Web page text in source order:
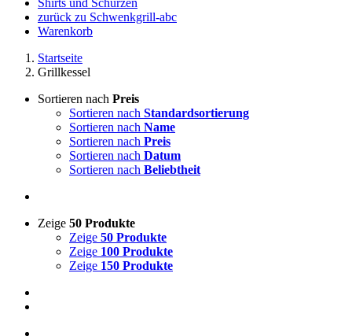
Shirts und Schürzen
zurück zu Schwenkgrill-abc
Warenkorb
Startseite
Grillkessel
Sortieren nach Preis
Sortieren nach Standardsortierung
Sortieren nach Name
Sortieren nach Preis
Sortieren nach Datum
Sortieren nach Beliebtheit
Zeige 50 Produkte
Zeige 50 Produkte
Zeige 100 Produkte
Zeige 150 Produkte